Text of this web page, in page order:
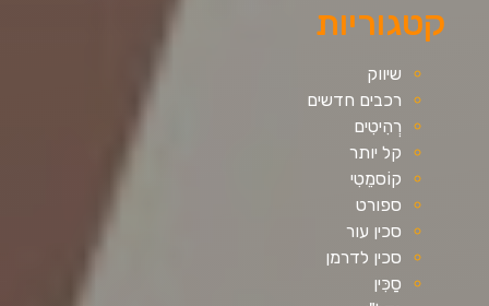
קטגוריות
שיווק
רכבים חדשים
רְהִיטִים
קל יותר
קוֹסמֵטִי
ספורט
סכין עור
סכין לדרמן
סַכִּין